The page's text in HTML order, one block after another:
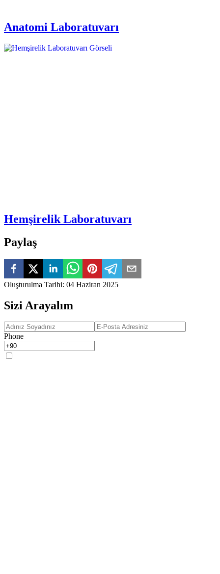
Anatomi Laboratuvarı
Hemşirelik Laboratuvarı
Paylaş
Oluşturulma Tarihi: 04 Haziran 2025
Sizi Arayalım
Phone